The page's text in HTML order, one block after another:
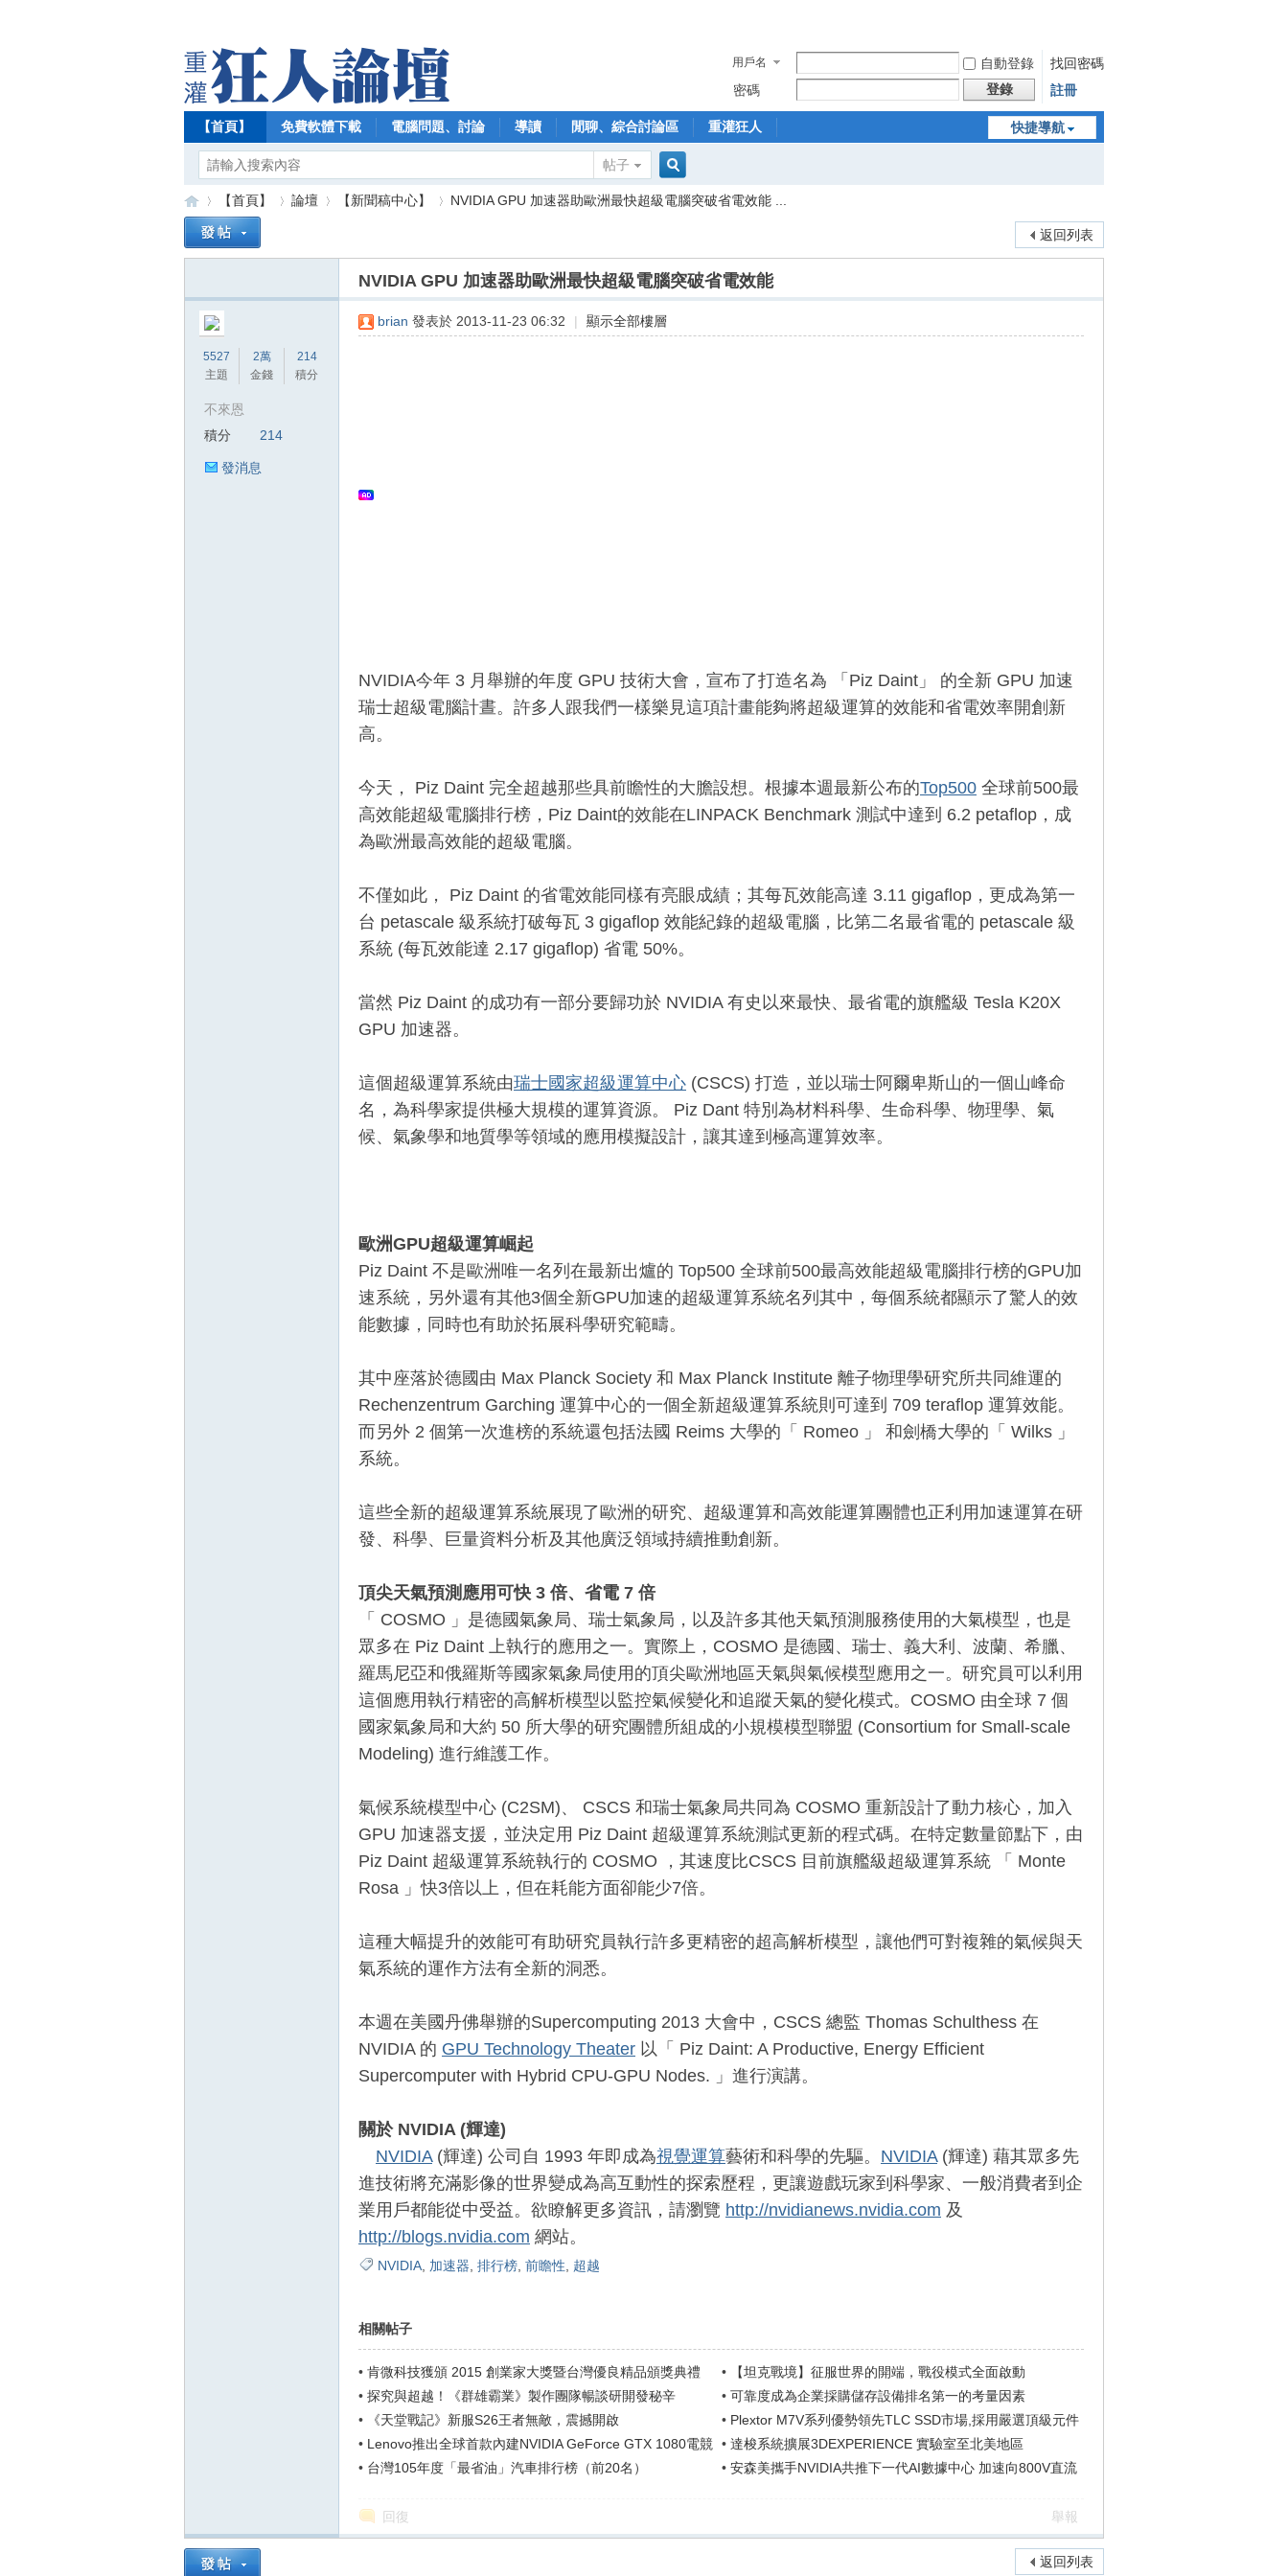
用戶名 自動登錄
找回密碼
密碼
登錄 註冊
快捷導航
【首頁】 免費軟體下載 電腦問題、討論 導讀 閒聊、綜合討論區 重灌狂人
帖子
搜
索
【首頁】 論壇 【新聞稿中心】
›
NVIDIA GPU 加速器助歐洲最快超級電腦突破省電效能 ...
返回列表
NVIDIA GPU 加速器助歐洲最快超級電腦突破省電效能
5527
主題
2萬
金錢
214
積分
不來恩
積分
214
發消息
brian 發表於 2013-11-23 06:32 | 顯示全部樓層
NVIDIA今年 3 月舉辦的年度 GPU 技術大會，宣布了打造名為 「Piz Daint」 的全新 GPU 加速
瑞士超級電腦計晝。許多人跟我們一樣樂見這項計畫能夠將超級運算的效能和省電效率開創新
高。
今天， Piz Daint 完全超越那些具前瞻性的大膽設想。根據本週最新公布的Top500 全球前500最
高效能超級電腦排行榜，Piz Daint的效能在LINPACK Benchmark 測試中達到 6.2 petaflop，成
為歐洲最高效能的超級電腦。
不僅如此， Piz Daint 的省電效能同樣有亮眼成績；其每瓦效能高達 3.11 gigaflop，更成為第一
台 petascale 級系統打破每瓦 3 gigaflop 效能紀錄的超級電腦，比第二名最省電的 petascale 級
系統 (每瓦效能達 2.17 gigaflop) 省電 50%。
當然 Piz Daint 的成功有一部分要歸功於 NVIDIA 有史以來最快、最省電的旗艦級 Tesla K20X
GPU 加速器。
這個超級運算系統由瑞士國家超級運算中心 (CSCS) 打造，並以瑞士阿爾卑斯山的一個山峰命
名，為科學家提供極大規模的運算資源。 Piz Dant 特別為材料科學、生命科學、物理學、氣
候、氣象學和地質學等領域的應用模擬設計，讓其達到極高運算效率。
歐洲GPU超級運算崛起
Piz Daint 不是歐洲唯一名列在最新出爐的 Top500 全球前500最高效能超級電腦排行榜的GPU加
速系統，另外還有其他3個全新GPU加速的超級運算系統名列其中，每個系統都顯示了驚人的效
能數據，同時也有助於拓展科學研究範疇。
其中座落於德國由 Max Planck Society 和 Max Planck Institute 離子物理學研究所共同維運的
Rechenzentrum Garching 運算中心的一個全新超級運算系統則可達到 709 teraflop 運算效能。
而另外 2 個第一次進榜的系統還包括法國 Reims 大學的「 Romeo 」 和劍橋大學的「 Wilks 」
系統。
這些全新的超級運算系統展現了歐洲的研究、超級運算和高效能運算團體也正利用加速運算在研
發、科學、巨量資料分析及其他廣泛領域持續推動創新。
頂尖天氣預測應用可快 3 倍、省電 7 倍
「 COSMO 」是德國氣象局、瑞士氣象局，以及許多其他天氣預測服務使用的大氣模型，也是
眾多在 Piz Daint 上執行的應用之一。實際上，COSMO 是德國、瑞士、義大利、波蘭、希臘、
羅馬尼亞和俄羅斯等國家氣象局使用的頂尖歐洲地區天氣與氣候模型應用之一。研究員可以利用
這個應用執行精密的高解析模型以監控氣候變化和追蹤天氣的變化模式。COSMO 由全球 7 個
國家氣象局和大約 50 所大學的研究團體所組成的小規模模型聯盟 (Consortium for Small-scale
Modeling) 進行維護工作。
氣候系統模型中心 (C2SM)、 CSCS 和瑞士氣象局共同為 COSMO 重新設計了動力核心，加入
GPU 加速器支援，並決定用 Piz Daint 超級運算系統測試更新的程式碼。在特定數量節點下，由
Piz Daint 超級運算系統執行的 COSMO ，其速度比CSCS 目前旗艦級超級運算系統 「 Monte
Rosa 」快3倍以上，但在耗能方面卻能少7倍。
這種大幅提升的效能可有助研究員執行許多更精密的超高解析模型，讓他們可對複雜的氣候與天
氣系統的運作方法有全新的洞悉。
本週在美國丹佛舉辦的Supercomputing 2013 大會中，CSCS 總監 Thomas Schulthess 在
NVIDIA 的 GPU Technology Theater 以「 Piz Daint: A Productive, Energy Efficient
Supercomputer with Hybrid CPU-GPU Nodes. 」進行演講。
關於 NVIDIA (輝達)
NVIDIA(輝達) 公司自 1993 年即成為視覺運算藝術和科學的先驅。 NVIDIA(輝達) 藉其眾多先
進技術將充滿影像的世界變成為高互動性的探索歷程，更讓遊戲玩家到科學家、一般消費者到企
業用戶都能從中受益。欲瞭解更多資訊，請瀏覽 http://nvidianews.nvidia.com 及
http://blogs.nvidia.com 網站。
NVIDIA 加速器 排行榜 前瞻性 超越
相關帖子
• 肯微科技獲頒 2015 創業家大獎暨台灣優良精品頒獎典禮 •
【坦克戰境】征服世界的開端，戰役模式全面啟動
• 探究與超越！《群雄霸業》製作團隊暢談研開發秘辛 • 可靠度成為企業採購儲存設備排名第一的考量因素
•
《天堂戰記》新服S26王者無敵，震撼開啟 • Plextor M7V系列優勢領先TLC SSD市場,採用嚴選頂級元件
及獨家...
• Lenovo推出全球首款內建NVIDIA GeForce GTX 1080電競
桌機
• 達梭系統擴展3DEXPERIENCE 實驗室至北美地區
• 台灣105年度「最省油」汽車排行榜（前20名） • 安森美攜手NVIDIA共推下一代AI數據中心 加速向800V直流
回復
舉報
返回列表